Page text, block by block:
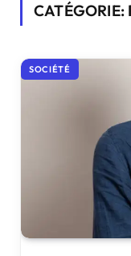
CATÉGORIE:
SOCIÉTÉ